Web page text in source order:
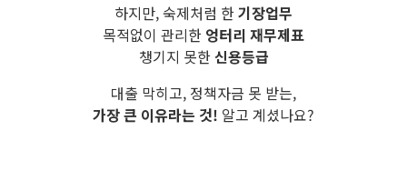
하지만, 숙제처럼 한기장업무
목적없이 관리한 엉터리 재무제표
챙기지 못한신용등급
대출 막히고, 정책자금 못 받는,
가장 큰 이유라는 것! 알고 계셨나요?